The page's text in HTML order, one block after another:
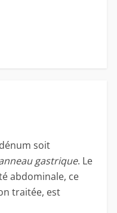
soit
gastrique. Le
abdominale, ce
traitée, est